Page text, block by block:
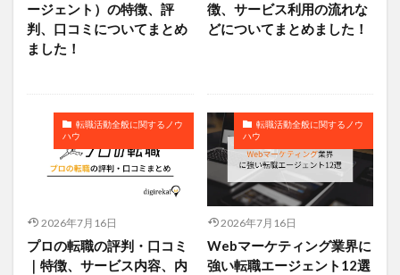
ージェント）の特徴、評
判、口コミについてまとめ
ました！
徴、サービス利用の流れな
どについてまとめました！
転職活動全般に関するノウ
ハウ
2026年7月16日
プロの転職の評判・口コミ
｜特徴、サービス内容、内
転職活動全般に関するノウ
ハウ
2026年7月16日
Webマーケティング業界に
強い転職エージェント12選